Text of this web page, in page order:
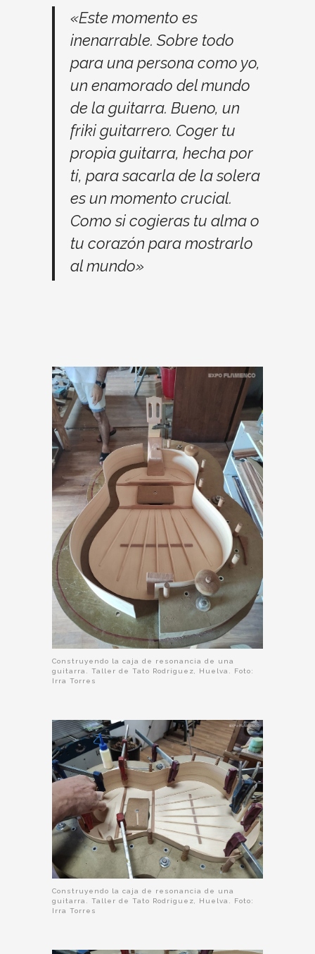
«Este momento es
inenarrable. Sobre todo
para una persona como yo,
un enamorado del mundo
de la guitarra. Bueno, un
friki guitarrero. Coger tu
propia guitarra, hecha por
ti, para sacarla de la solera
es un momento crucial.
Como si cogieras tu alma o
tu corazón para mostrarlo
al mundo»
Construyendo la caja de resonancia de una
guitarra. Taller de Tato Rodríguez, Huelva. Foto:
Irra Torres
Construyendo la caja de resonancia de una
guitarra. Taller de Tato Rodríguez, Huelva. Foto:
Irra Torres